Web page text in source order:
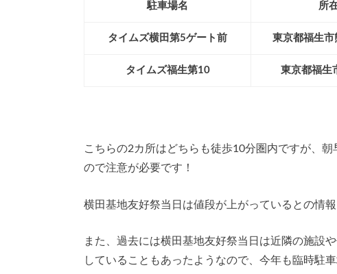
駐車場名 所
タイムズ横田第5ゲート前 東京都福生
タイムズ福生第10 東京都福生
こちらの2カ所はどちらも徒歩10分圏内ですが、
ので注意が必要です！
横田基地友好祭当日は値段が上がっているとの情
また、過去には横田基地友好祭当日は近隣の施設
していることもあったようなので、今年も臨時駐